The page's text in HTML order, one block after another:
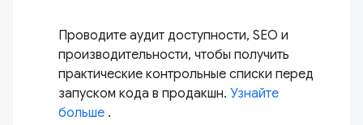
Проводите аудит доступности, SEO и
производительности, чтобы получить
практические контрольные списки перед
запуском кода в продакшн. Узнайте
больше .